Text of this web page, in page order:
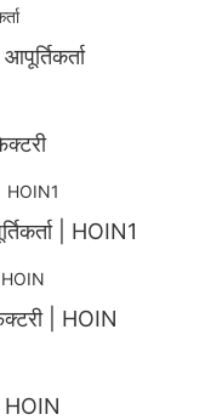
| HOIN1
| HOIN
HOIN